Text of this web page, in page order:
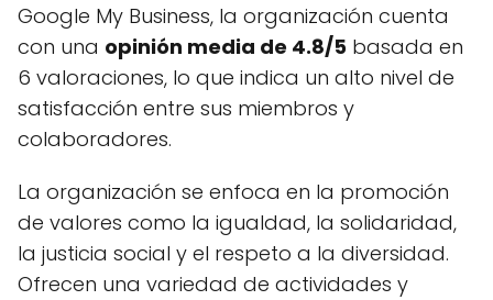
Google My Business, la organización cuenta
con una opinión media de 4.8/5 basada en
6 valoraciones, lo que indica un alto nivel de
satisfacción entre sus miembros y
colaboradores.
La organización se enfoca en la promoción
de valores como la igualdad, la solidaridad,
la justicia social y el respeto a la diversidad.
Ofrecen una variedad de actividades y